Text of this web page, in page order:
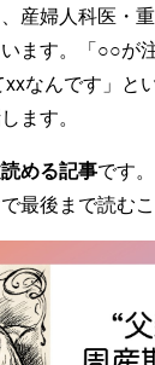
産婦人科医・
ます。「○○が
なんです」と
ます。
める記事です
最後まで読むこ